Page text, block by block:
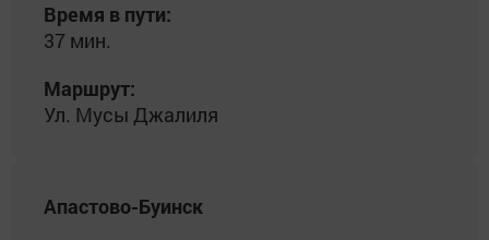
Время в пути:
37 мин.
Маршрут:
Ул. Мусы Джалиля
Апастово-Буинск